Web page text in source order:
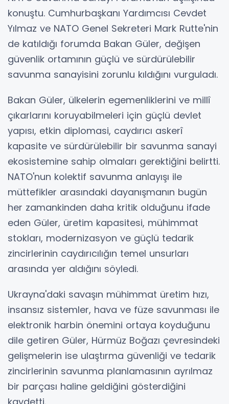
konuştu. Cumhurbaşkanı Yardımcısı Cevdet
Yılmaz ve NATO Genel Sekreteri Mark Rutte'nin
de katıldığı forumda Bakan Güler, değişen
güvenlik ortamının güçlü ve sürdürülebilir
savunma sanayisini zorunlu kıldığını vurguladı.
Bakan Güler, ülkelerin egemenliklerini ve millî
çıkarlarını koruyabilmeleri için güçlü devlet
yapısı, etkin diplomasi, caydırıcı askerî
kapasite ve sürdürülebilir bir savunma sanayi
ekosistemine sahip olmaları gerektiğini belirtti.
NATO'nun kolektif savunma anlayışı ile
müttefikler arasındaki dayanışmanın bugün
her zamankinden daha kritik olduğunu ifade
eden Güler, üretim kapasitesi, mühimmat
stokları, modernizasyon ve güçlü tedarik
zincirlerinin caydırıcılığın temel unsurları
arasında yer aldığını söyledi.
Ukrayna'daki savaşın mühimmat üretim hızı,
insansız sistemler, hava ve füze savunması ile
elektronik harbin önemini ortaya koyduğunu
dile getiren Güler, Hürmüz Boğazı çevresindeki
gelişmelerin ise ulaştırma güvenliği ve tedarik
zincirlerinin savunma planlamasının ayrılmaz
bir parçası haline geldiğini gösterdiğini